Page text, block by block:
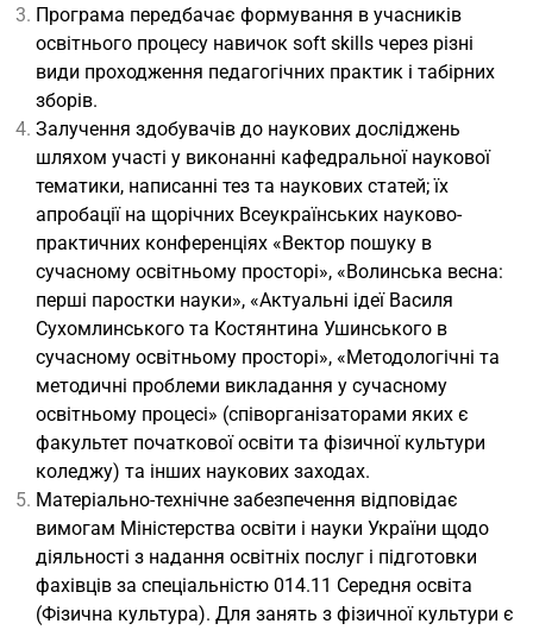
Програма передбачає формування в учасників
освітнього процесу навичок soft skills через різні
види проходження педагогічних практик і табірних
зборів.
Залучення здобувачів до наукових досліджень
шляхом участі у виконанні кафедральної наукової
тематики, написанні тез та наукових статей; їх
апробації на щорічних Всеукраїнських науково-
практичних конференціях «Вектор пошуку в
сучасному освітньому просторі», «Волинська весна:
перші паростки науки», «Актуальні ідеї Василя
Сухомлинського та Костянтина Ушинського в
сучасному освітньому просторі», «Методологічні та
методичні проблеми викладання у сучасному
освітньому процесі» (співорганізаторами яких є
факультет початкової освіти та фізичної культури
коледжу) та інших наукових заходах.
Матеріально-технічне забезпечення відповідає
вимогам Міністерства освіти і науки України щодо
діяльності з надання освітніх послуг і підготовки
фахівців за спеціальністю 014.11 Середня освіта
(Фізична культура). Для занять з фізичної культури є